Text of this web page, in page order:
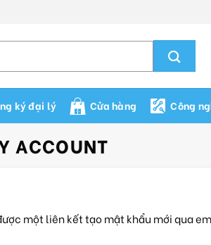
ký đại lý Cửa hàng Công
ACCOUNT
một liên kết tạo mật khẩu mới qua